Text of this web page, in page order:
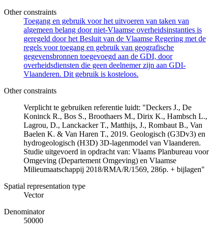
Other constraints
Toegang en gebruik voor het uitvoeren van taken van
algemeen belang door niet-Vlaamse overheidsinstanties is
geregeld door het Besluit van de Vlaamse Regering met de
regels voor toegang en gebruik van geografische
gegevensbronnen toegevoegd aan de GDI, door
overheidsdiensten die geen deelnemer zijn aan GDI-
Vlaanderen. Dit gebruik is kosteloos.
Other constraints
Verplicht te gebruiken referentie luidt: "Deckers J., De
Koninck R., Bos S., Broothaers M., Dirix K., Hambsch L.,
Lagrou, D., Lanckacker T., Matthijs, J., Rombaut B., Van
Baelen K. & Van Haren T., 2019. Geologisch (G3Dv3) en
hydrogeologisch (H3D) 3D-lagenmodel van Vlaanderen.
Studie uitgevoerd in opdracht van: Vlaams Planbureau voor
Omgeving (Departement Omgeving) en Vlaamse
Milieumaatschappij 2018/RMA/R/1569, 286p. + bijlagen"
Spatial representation type
Vector
Denominator
50000